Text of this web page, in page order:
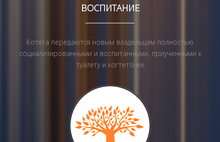
ВОСПИТАНИЕ
Котята передаются новым владельцам полностью
социализированными и воспитанными, приученными к
туалету и когтеточке